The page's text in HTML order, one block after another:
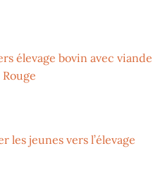
élevage bovin avec viande
les jeunes vers l’élevage